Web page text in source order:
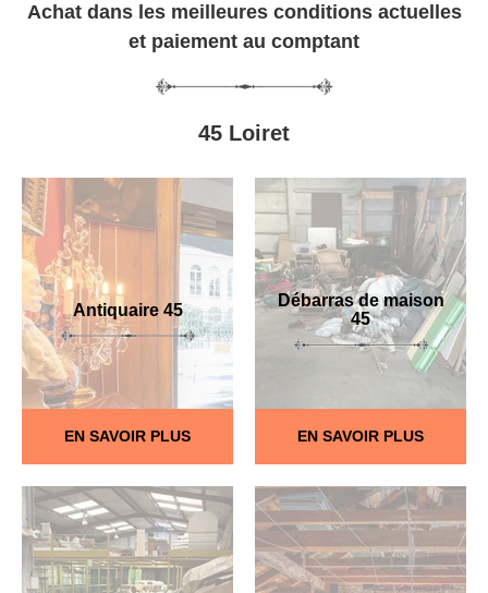
Achat dans les meilleures conditions actuelles
et paiement au comptant
45 Loiret
Antiquaire 45
EN SAVOIR PLUS
Débarras de maison
45
EN SAVOIR PLUS